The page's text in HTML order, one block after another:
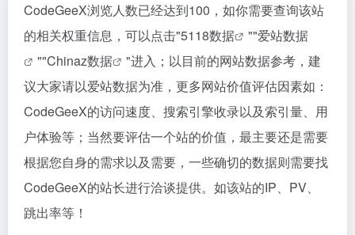
CodeGeeX浏览人数已经达到100，如你需要查询该站
的相关权重信息，可以点击"5118数据 ""爱站数据
""Chinaz数据
"进入；以目前的网站数据参考，建
议大家请以爱站数据为准，更多网站价值评估因素如：
CodeGeeX的访问速度、搜索引擎收录以及索引量、用
户体验等；当然要评估一个站的价值，最主要还是需要
根据您自身的需求以及需要，一些确切的数据则需要找
CodeGeeX的站长进行洽谈提供。如该站的IP、PV、
跳出率等！